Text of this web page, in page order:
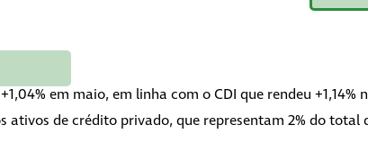
em maio, em linha com o CDI que rendeu +1,14%
ativos de crédito privado, que representam 2% do total